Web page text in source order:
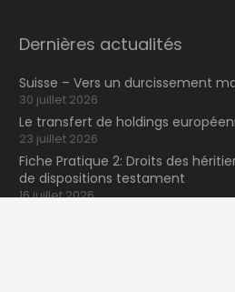
Dernières actualités
Suisse – Vers un durcissement
30 juillet 2026
Le transfert de holdings
23 juillet 2026
Fiche Pratique 2: Droits des
de dispositions testament
16 juillet 2026